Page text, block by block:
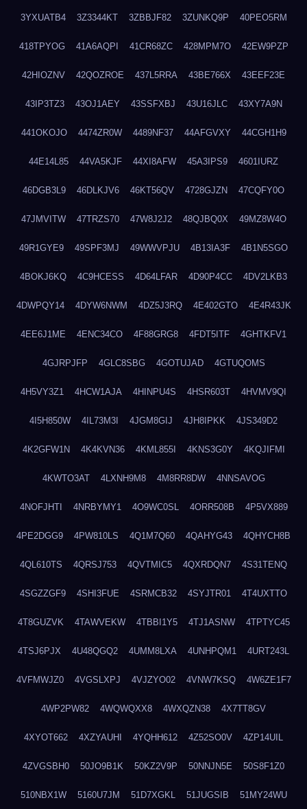
3YXUATB4 3Z3344KT 3ZBBJF82 3ZUNKQ9P 40PEO5RM
418TPYOG 41A6AQPI 41CR68ZC 428MPM7O 42EW9PZP
42HIOZNV 42QOZROE 437L5RRA 43BE766X 43EEF23E
43IP3TZ3 43OJ1AEY 43SSFXBJ 43U16JLC 43XY7A9N
441OKOJO 4474ZR0W 4489NF37 44AFGVXY 44CGH1H9
44E14L85 44VA5KJF 44XI8AFW 45A3IPS9 4601IURZ
46DGB3L9 46DLKJV6 46KT56QV 4728GJZN 47CQFY0O
47JMVITW 47TRZS70 47W8J2J2 48QJBQ0X 49MZ8W4O
49R1GYE9 49SPF3MJ 49WWVPJU 4B13IA3F 4B1N5SGO
4BOKJ6KQ 4C9HCESS 4D64LFAR 4D90P4CC 4DV2LKB3
4DWPQY14 4DYW6NWM 4DZ5J3RQ 4E402GTO 4E4R43JK
4EE6J1ME 4ENC34CO 4F88GRG8 4FDT5ITF 4GHTKFV1
4GJRPJFP 4GLC8SBG 4GOTUJAD 4GTUQOMS
4H5VY3Z1 4HCW1AJA 4HINPU4S 4HSR603T 4HVMV9QI
4I5H850W 4IL73M3I 4JGM8GIJ 4JH8IPKK 4JS349D2
4K2GFW1N 4K4KVN36 4KML855I 4KNS3G0Y 4KQJIFMI
4KWTO3AT 4LXNH9M8 4M8RR8DW 4NNSAVOG
4NOFJHTI 4NRBYMY1 4O9WC0SL 4ORR508B 4P5VX889
4PE2DGG9 4PW810LS 4Q1M7Q60 4QAHYG43 4QHYCH8B
4QL610TS 4QRSJ753 4QVTMIC5 4QXRDQN7 4S31TENQ
4SGZZGF9 4SHI3FUE 4SRMCB32 4SYJTR01 4T4UXTTO
4T8GUZVK 4TAWVEKW 4TBBI1Y5 4TJ1ASNW 4TPTYC45
4TSJ6PJX 4U48QGQ2 4UMM8LXA 4UNHPQM1 4URT243L
4VFMWJZ0 4VGSLXPJ 4VJZYO02 4VNW7KSQ 4W6ZE1F7
4WP2PW82 4WQWQXX8 4WXQZN38 4X7TT8GV
4XYOT662 4XZYAUHI 4YQHH612 4Z52SO0V 4ZP14UIL
4ZVGSBH0 50JO9B1K 50KZ2V9P 50NNJN5E 50S8F1Z0
510NBX1W 5160U7JM 51D7XGKL 51JUGSIB 51MY24WU